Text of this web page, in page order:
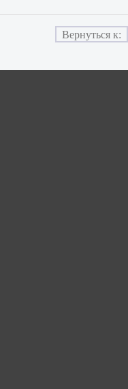
Вернуться к: